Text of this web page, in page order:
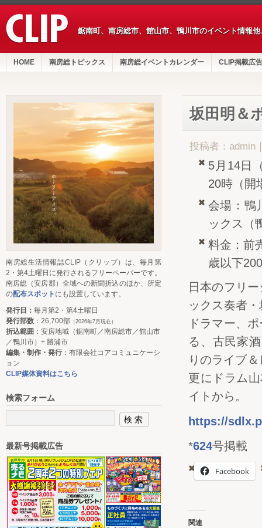
鋸南町、南房総市、館山市、鴨川市のイベント情報
HOME 南房総トピックス 南房総イベントカレンダー CLIP掲載広告
坂田明＆
投稿者：admin
5月14日
20時（開
会場：鴨
ックス（
料金：前
歳以下
日本のフリ
ックス奏者
ドラマー、
る、古民家
りのライブ
更にドラム
イトから。
https://
*624号掲載
Facebook
関連
南房総生活情報誌CLIP（クリップ）は、毎月第
2・第4土曜日に発行されるフリーペーパーです。
南房総（安房郡）全域への新聞折込のほか、所定
の配布スポット にも設置しています。
発行日： 毎月第2・第4土曜日
発行部数 ：26,700部 （2026年7月現在）
折込範囲 ：安房地域（鋸南町／南房総市／館山市
／鴨川市）+ 勝浦市
編集・制作・発行：有限会社コアコミュニケーシ
ョン
CLIP媒体資料はこちら
検索フォーム
最新号掲載広告